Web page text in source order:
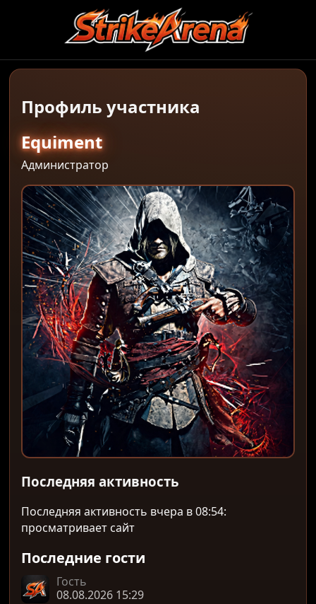
Профиль участника
Equiment
Администратор
Последняя активность
Последняя активность вчера в 08:54:
просматривает сайт
Последние гости
Гость
08.08.2026 15:29